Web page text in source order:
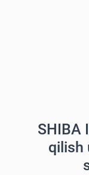
SHIBA
qilish